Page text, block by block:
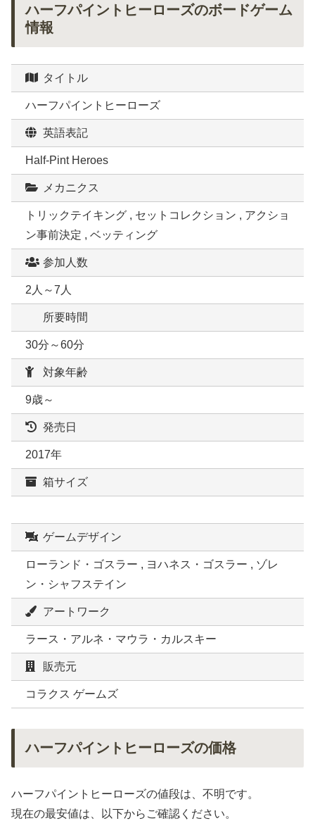
ハーフパイントヒーローズのボードゲーム
情報
タイトル
ハーフパイントヒーローズ
英語表記
Half-Pint Heroes
メカニクス
トリックテイキング , セットコレクション , アクショ
ン事前決定 , ベッティング
参加人数
2人～7人
所要時間
30分～60分
対象年齢
9歳～
発売日
2017年
箱サイズ
ゲームデザイン
ローランド・ゴスラー , ヨハネス・ゴスラー , ゾレ
ン・シャフステイン
アートワーク
ラース・アルネ・マウラ・カルスキー
販売元
コラクス ゲームズ
ハーフパイントヒーローズの価格
ハーフパイントヒーローズの値段は、不明です。
現在の最安値は、以下からご確認ください。